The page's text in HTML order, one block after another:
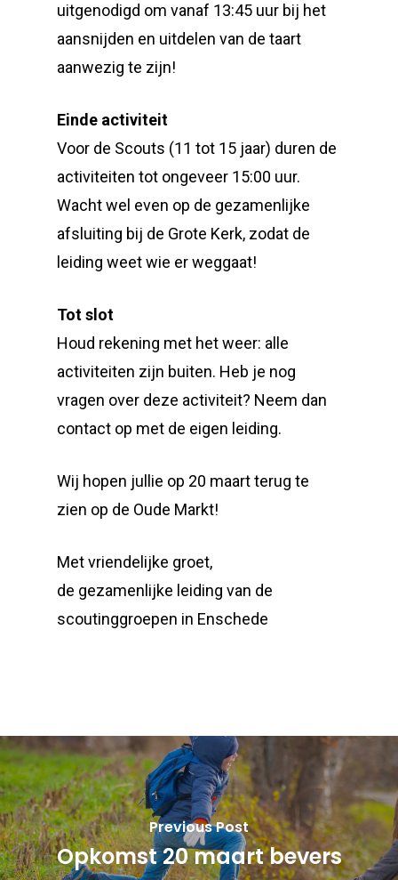
uitgenodigd om vanaf 13:45 uur bij het
aansnijden en uitdelen van de taart
aanwezig te zijn!
Einde activiteit
Voor de Scouts (11 tot 15 jaar) duren de
activiteiten tot ongeveer 15:00 uur.
Wacht wel even op de gezamenlijke
afsluiting bij de Grote Kerk, zodat de
leiding weet wie er weggaat!
Tot slot
Houd rekening met het weer: alle
activiteiten zijn buiten. Heb je nog
vragen over deze activiteit? Neem dan
contact op met de eigen leiding.
Wij hopen jullie op 20 maart terug te
zien op de Oude Markt!
Met vriendelijke groet,
de gezamenlijke leiding van de
scoutinggroepen in Enschede
Previous Post
Opkomst 20 maart bevers